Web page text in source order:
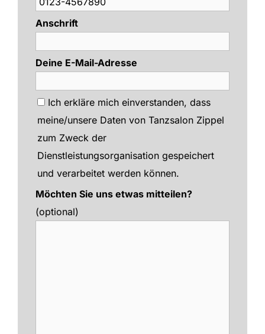
Anschrift
Deine E-Mail-Adresse
Ich erkläre mich einverstanden, dass
meine/unsere Daten von Tanzsalon Zippel
zum Zweck der
Dienstleistungsorganisation gespeichert
und verarbeitet werden können.
Möchten Sie uns etwas mitteilen?
(optional)